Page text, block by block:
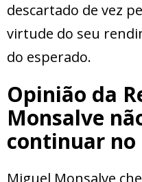
descartado de vez
virtude do seu
do esperado.
Opinião da
Monsalve
continuar no